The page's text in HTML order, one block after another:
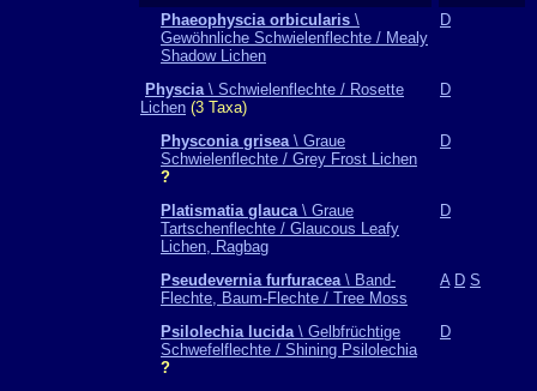
Phaeophyscia orbicularis \
Gewöhnliche Schwielenflechte / Mealy
Shadow Lichen
D
Physcia\ Schwielenflechte / Rosette
Lichen (3 Taxa)
D
Physconia grisea\ Graue
Schwielenflechte / Grey Frost Lichen
?
D
Platismatia glauca\ Graue
Tartschenflechte / Glaucous Leafy
Lichen, Ragbag
D
Pseudevernia furfuracea\ Band-
Flechte, Baum-Flechte / Tree Moss
A D S
Psilolechia lucida\ Gelbfrüchtige
Schwefelflechte / Shining Psilolechia
?
D